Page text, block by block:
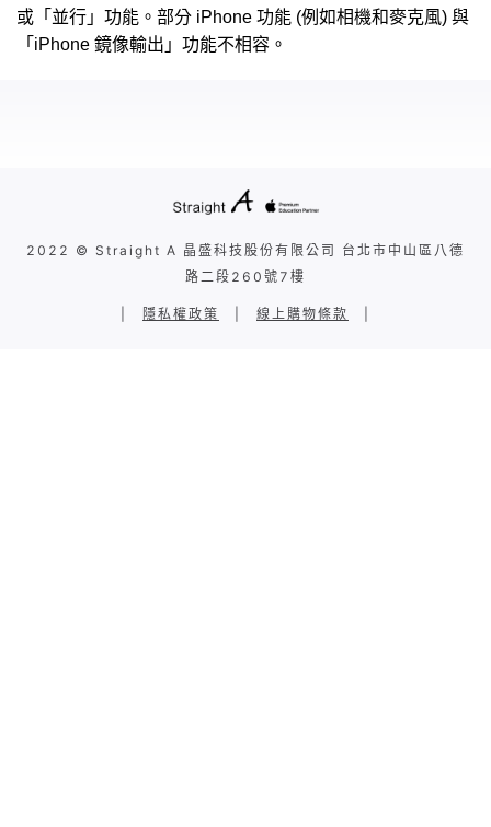
或「並行」功能。部分 iPhone 功能 (例如相機和麥克風) 與
「iPhone 鏡像輸出」功能不相容。
2022 © Straight A 晶盛科技股份有限公司 台北市中山區八德
路二段260號7樓
隱私權政策 線上購物條款